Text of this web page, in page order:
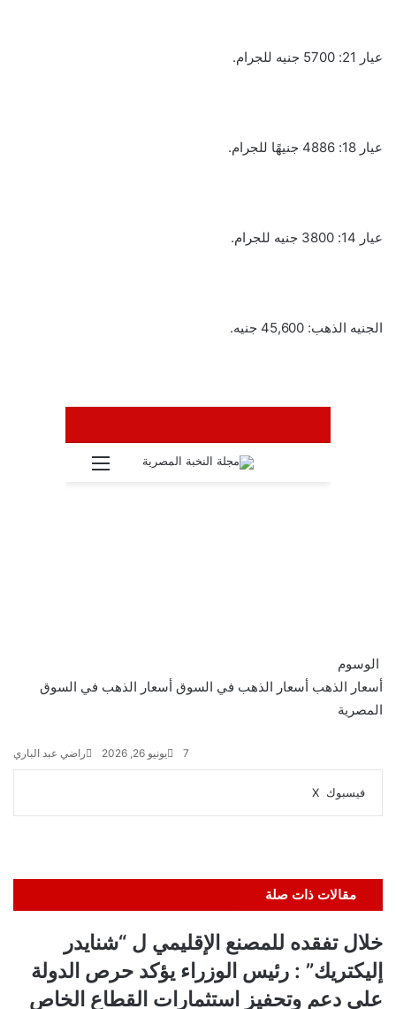
عيار 21: 5700 جنيه للجرام.
عيار 18: 4886 جنيهًا للجرام.
عيار 14: 3800 جنيه للجرام.
الجنيه الذهب: 45,600 جنيه.
الوسوم
أسعار الذهب أسعار الذهب في السوق أسعار الذهب في السوق
المصرية
راضي عبد الباري يونيو 26, 2026
فيسبوك ‫X
مقالات ذات صلة
خلال تفقده للمصنع الإقليمي ل “شنايدر
إليكتريك” : رئيس الوزراء يؤكد حرص الدولة
على دعم وتحفيز استثمارات القطاع الخاص